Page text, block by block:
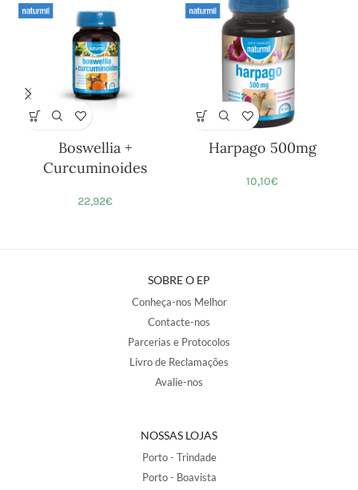
Boswellia +
Curcuminoides
22,92€
Harpago 500mg
10,10€
SOBRE O EP
Conheça-nos Melhor
Contacte-nos
Parcerias e Protocolos
Livro de Reclamações
Avalie-nos
NOSSAS LOJAS
Porto - Trindade
Porto - Boavista